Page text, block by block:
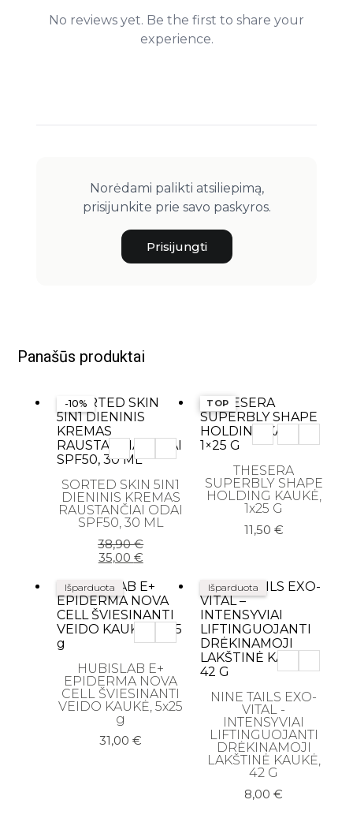
No reviews yet. Be the first to share your
experience.
Norėdami palikti atsiliepimą,
prisijunkite prie savo paskyros.
Prisijungti
Panašūs produktai
-10%
SORTED SKIN 5IN1
DIENINIS KREMAS
RAUSTANČIAI ODAI
SPF50, 30 ML
38,90€
Original
price
38,90 €.
35,00 €
Current
price
35,00 €.
TOP
THESERA
SUPERBLY SHAPE
HOLDING KAUKĖ,
1x25 G
11,50 €
Išparduota
HUBISLAB E+
EPIDERMA NOVA
CELL ŠVIESINANTI
VEIDO KAUKĖ, 5x25
g
31,00€
Išparduota
NINE TAILS EXO-
VITAL -
INTENSYVIAI
LIFTINGUOJANTI
DRĖKINAMOJI
LAKŠTINĖ KAUKĖ,
42 G
8,00€